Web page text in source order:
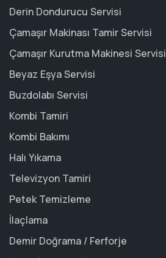
Derin Dondurucu Servisi
Çamaşır Makinası Tamir Servisi
Çamaşır Kurutma Makinesi Servisi
Beyaz Eşya Servisi
Buzdolabı Servisi
Kombi Tamiri
Kombi Bakımı
Halı Yıkama
Televizyon Tamiri
Petek Temizleme
İlaçlama
Demir Doğrama / Ferforje